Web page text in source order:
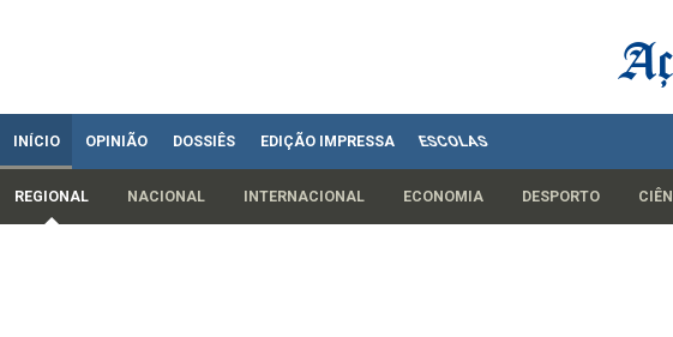
INÍCIO OPINIÃO DOSSIÊS EDIÇÃO IMPRESSA ESCOLAS
REGIONAL NACIONAL INTERNACIONAL ECONOMIA DESPORTO